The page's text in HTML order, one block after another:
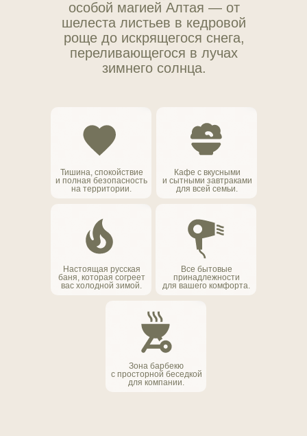
Кафе с вкусными
и сытными завтраками
для всей семьи.
Тишина, спокойствие
и полная безопасность
на территории.
особой магией Алтая — от
шелеста листьев в кедровой
роще до искрящегося снега,
переливающегося в лучах
зимнего солнца.
Настоящая русская
баня, которая согреет
вас холодной зимой.
Все бытовые
принадлежности
для вашего комфорта.
Зона барбекю
с просторной беседкой
для компании.